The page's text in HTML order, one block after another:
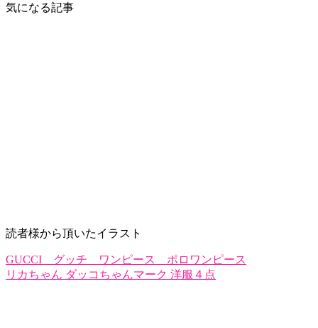
気になる記事
読者様から頂いたイラスト
GUCCI グッチ ワンピース ポロワンピース
リカちゃん ダッコちゃんマーク 洋服４点